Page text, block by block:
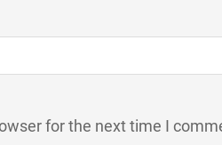
for the next time I